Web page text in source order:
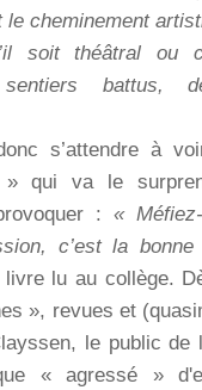
le cheminement
soit théâtral ou
sentiers battus,
s’attendre à
» qui va le
:«
c’est la bonne
lu au collège.
», revues et
le public de
« agressé »